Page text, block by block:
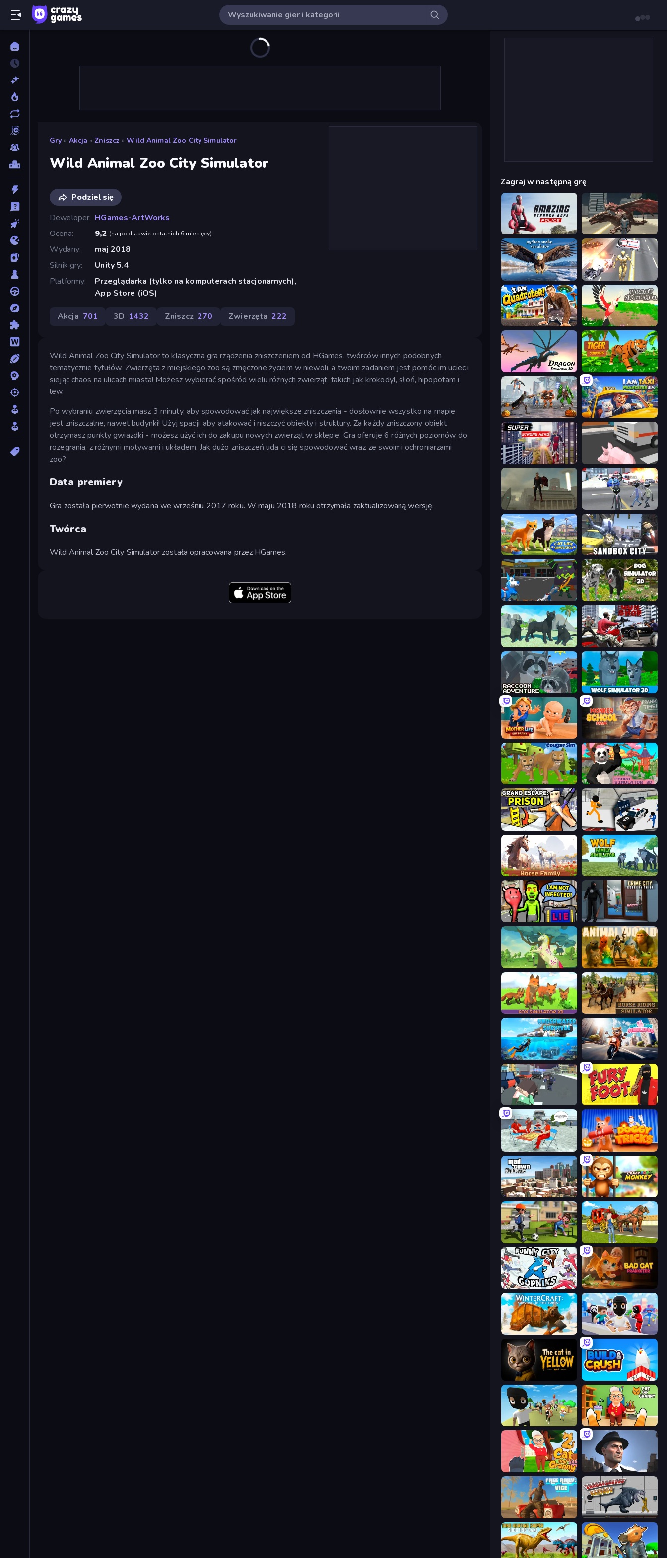
Gry » Akcja » Zniszcz » Wild Animal Zoo City Simulator
Wild Animal Zoo City Simulator
Podziel się
Deweloper HGames-ArtWorks
Ocena
9,2 (na podstawie ostatnich 6 miesięcy)
Wydany
maj 2018
Silnik gry
Unity 5.4
Platformy
Przeglądarka (tylko na komputerach stacjonarnych),
App Store (iOS)
Akcja 701 3D 1432 Zniszcz 270 Zwierzęta 222
Wild Animal Zoo City Simulator to klasyczna gra rządzenia zniszczeniem od HGames, twórców innych podobnych
tematycznie tytułów. Zwierzęta z miejskiego zoo są zmęczone życiem w niewoli, a twoim zadaniem jest pomóc im uciec i
siejąc chaos na ulicach miasta! Możesz wybierać spośród wielu różnych zwierząt, takich jak krokodyl, słoń, hipopotam i
lew.
Po wybraniu zwierzęcia masz 3 minuty, aby spowodować jak największe zniszczenia - dosłownie wszystko na mapie
jest zniszczalne, nawet budynki! Użyj spacji, aby atakować i niszczyć obiekty i struktury. Za każdy zniszczony obiekt
otrzymasz punkty gwiazdki - możesz użyć ich do zakupu nowych zwierząt w sklepie. Gra oferuje 6 różnych poziomów do
rozegrania, z różnymi motywami i układem. Jak dużo zniszczeń uda ci się spowodować wraz ze swoimi ochroniarzami
zoo?
Data premiery
Gra została pierwotnie wydana we wrześniu 2017 roku. W maju 2018 roku otrzymała zaktualizowaną wersję.
Twórca
Wild Animal Zoo City Simulator została opracowana przez HGames.
Zagraj w następną grę
Amazing Strange Rope Police Dragon Vice City
Python Snake Simulator
I Am Quadrober! Parrot Simulator
Dragon Simulator 3D Tiger Simulator 3D
Flying Bat Robot Car Transform Game I Am Taxi Prankster Sim
Super Strong Hero Crazy Pig Simulator
The Superman - Theme is Aliens Amazing Crime Strange Stickman
Cat Life Simulator 3D Sandbox City
Robot Dog City Simulator Dog Simulator 3D
Panther Family Simulator 3D Grand Action Simulator: New York
Raccoon Adventure: City Simulator 3D Wolf Simulator: Wild Animals 3D
Mother Life Simulator: Prank Monkey School Prank
Cougar Simulator: Big Cats Panda Simulator 3D
Grand Escape: Prison Stickman Prison: Counter Assault
Horse Simulator 3D Wolf Family Simulator
I Am Not Infected! Crime City Robbery Thief Games
Unicorn Family Simulator Magic World Animal World
Fox Simulator 3D Horse Riding Simulator
Underwater Survival: Deep Dive Cat Life Simulator
Fury Foot
Alcatraz Prison Escape Plan Doggy Tricks
Mad Town Andreas: Mafia Storie Crazy Zoo Monkey
The Prank King Horse Cart Transport Taxi Game
Funny City: Gopniks Bad Cat Prankster
WinterCraft: Survival in the Forest
The Cat in Yellow Build and Crush
Cat and Granny
Cat and Granny 2 Downtown 1930s Mafia
Free Rally: Vice Sharkosaurus Rampage